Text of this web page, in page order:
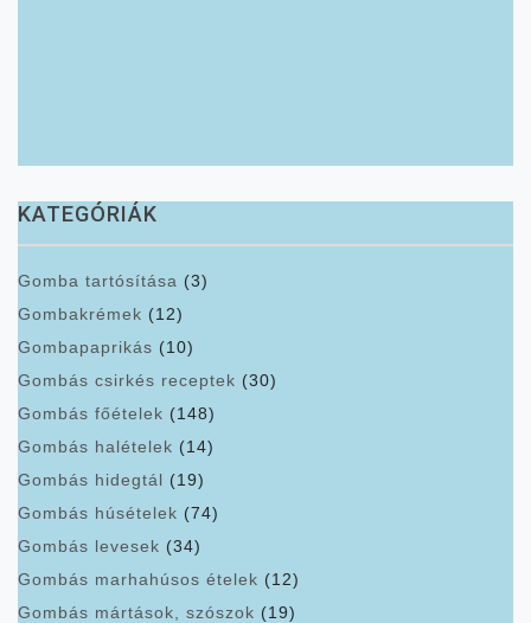
KATEGÓRIÁK
Gomba tartósítása (3)
Gombakrémek (12)
Gombapaprikás (10)
Gombás csirkés receptek (30)
Gombás főételek (148)
Gombás halételek (14)
Gombás hidegtál (19)
Gombás húsételek (74)
Gombás levesek (34)
Gombás marhahúsos ételek (12)
Gombás mártások, szószok (19)